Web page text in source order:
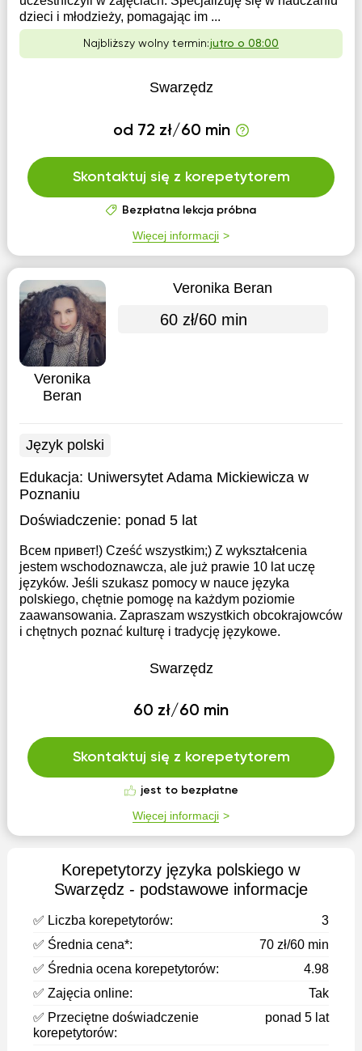
dzieci i młodzieży, pomagając im ...
Najbliższy wolny termin:jutro o 08:00
Swarzędz
od 72 zł/60 min
Skontaktuj się z korepetytorem
Bezpłatna lekcja próbna
Więcej informacji
Veronika
Beran
Veronika Beran
60 zł/60 min
Język polski
Edukacja: Uniwersytet Adama Mickiewicza w
Poznaniu
Doświadczenie: ponad 5 lat
Всем привет!) Cześć wszystkim;) Z wykształcenia
jestem wschodoznawcza, ale już prawie 10 lat uczę
języków. Jeśli szukasz pomocy w nauce języka
polskiego, chętnie pomogę na każdym poziomie
zaawansowania. Zapraszam wszystkich obcokrajowców
i chętnych poznać kulturę i tradycję językowe.
Swarzędz
60 zł/60 min
Skontaktuj się z korepetytorem
jest to bezpłatne
Więcej informacji
Korepetytorzy języka polskiego w
Swarzędz - podstawowe informacje
✅ Liczba korepetytorów:
3
✅ Średnia cena*:
70 zł/60 min
✅ Średnia ocena korepetytorów:
4.98
✅ Zajęcia online:
Tak
✅ Przeciętne doświadczenie
korepetytorów:
ponad 5 lat